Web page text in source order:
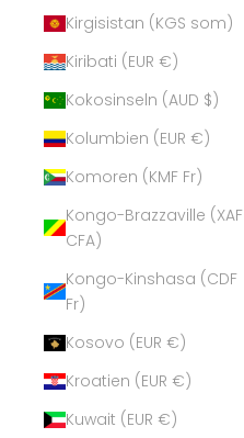
Kirgisistan (KGS som)
Kiribati (EUR €)
Kokosinseln (AUD $)
Kolumbien (EUR €)
Komoren (KMF Fr)
Kongo-Brazzaville (XAF
CFA)
Kongo-Kinshasa (CDF
Fr)
Kosovo (EUR €)
Kroatien (EUR €)
Kuwait (EUR €)